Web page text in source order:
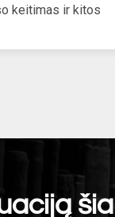
keitimas ir kitos